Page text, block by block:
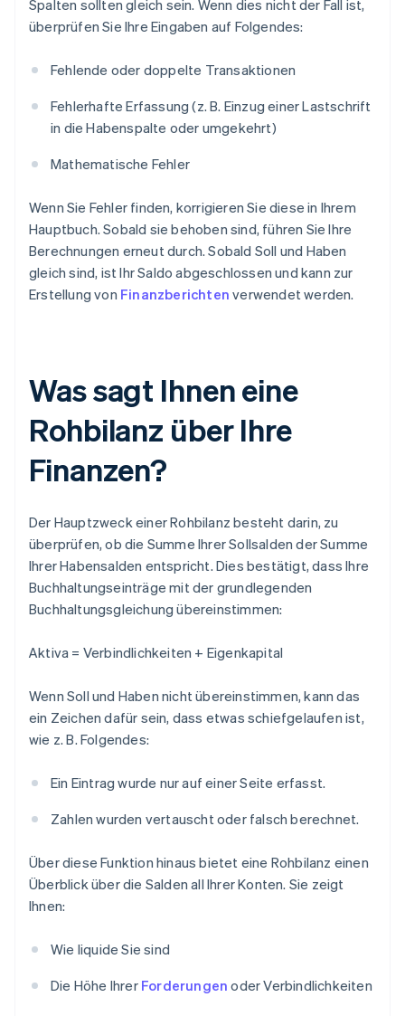
Spalten sollten gleich sein. Wenn dies nicht der Fall ist,
überprüfen Sie Ihre Eingaben auf Folgendes:
Fehlende oder doppelte Transaktionen
Fehlerhafte Erfassung (z. B. Einzug einer Lastschrift
in die Habenspalte oder umgekehrt)
Mathematische Fehler
Wenn Sie Fehler finden, korrigieren Sie diese in Ihrem
Hauptbuch. Sobald sie behoben sind, führen Sie Ihre
Berechnungen erneut durch. Sobald Soll und Haben
gleich sind, ist Ihr Saldo abgeschlossen und kann zur
Erstellung von Finanzberichten verwendet werden.
Was sagt Ihnen eine
Rohbilanz über Ihre
Finanzen?
Der Hauptzweck einer Rohbilanz besteht darin, zu
überprüfen, ob die Summe Ihrer Sollsalden der Summe
Ihrer Habensalden entspricht. Dies bestätigt, dass Ihre
Buchhaltungseinträge mit der grundlegenden
Buchhaltungsgleichung übereinstimmen:
Aktiva = Verbindlichkeiten + Eigenkapital
Wenn Soll und Haben nicht übereinstimmen, kann das
ein Zeichen dafür sein, dass etwas schiefgelaufen ist,
wie z. B. Folgendes:
Ein Eintrag wurde nur auf einer Seite erfasst.
Zahlen wurden vertauscht oder falsch berechnet.
Über diese Funktion hinaus bietet eine Rohbilanz einen
Überblick über die Salden all Ihrer Konten. Sie zeigt
Ihnen:
Wie liquide Sie sind
Die Höhe Ihrer Forderungen oder Verbindlichkeiten